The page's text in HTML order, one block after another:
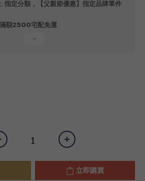
指定分類，【父親節優惠】指定品牌單件
額2500宅配免運
立即購買